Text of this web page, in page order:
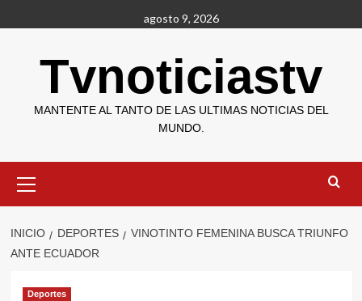
al
agosto 9, 2026
Tvnoticiastv
MANTENTE AL TANTO DE LAS ULTIMAS NOTICIAS DEL
MUNDO.
primario
INICIO DEPORTES
VINOTINTO FEMENINA BUSCA TRIUNFO
ANTE ECUADOR
Deportes